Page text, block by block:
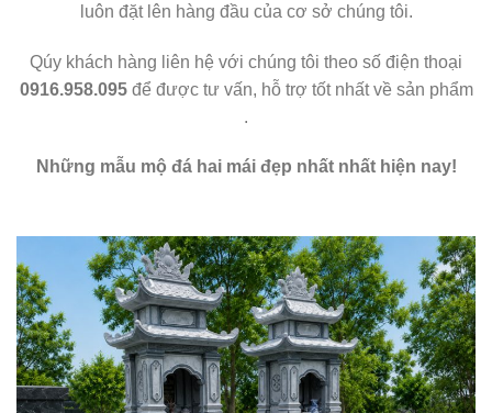
luôn đặt lên hàng đầu của cơ sở chúng tôi.
Qúy khách hàng liên hệ với chúng tôi theo số điện thoại
0916.958.095để được tư vấn, hỗ trợ tốt nhất về sản phẩm
.
Những mẫu mộ đá hai mái đẹp nhất nhất hiện nay!